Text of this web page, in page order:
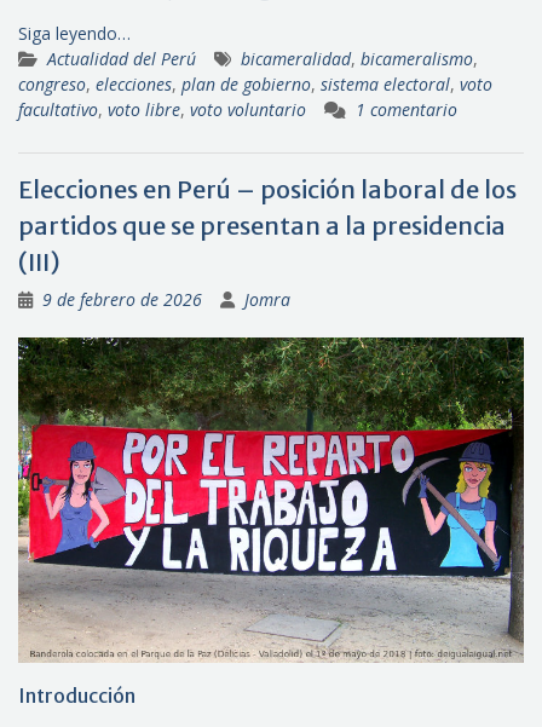
Siga leyendo…
Actualidad del Perú
bicameralidad, bicameralismo,
congreso, elecciones, plan de gobierno, sistema electoral, voto
facultativo, voto libre, voto voluntario 1 comentario
Elecciones en Perú – posición laboral de los
partidos que se presentan a la presidencia
(III)
9 de febrero de 2026 Jomra
Introducción